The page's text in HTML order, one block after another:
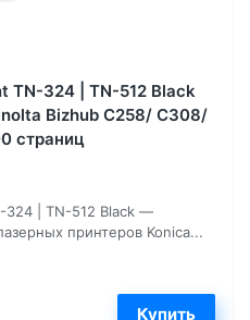
TN-324 | TN-512 Black
Bizhub С258/ C308/
страниц
324 | TN-512 Black —
принтеров Konica...